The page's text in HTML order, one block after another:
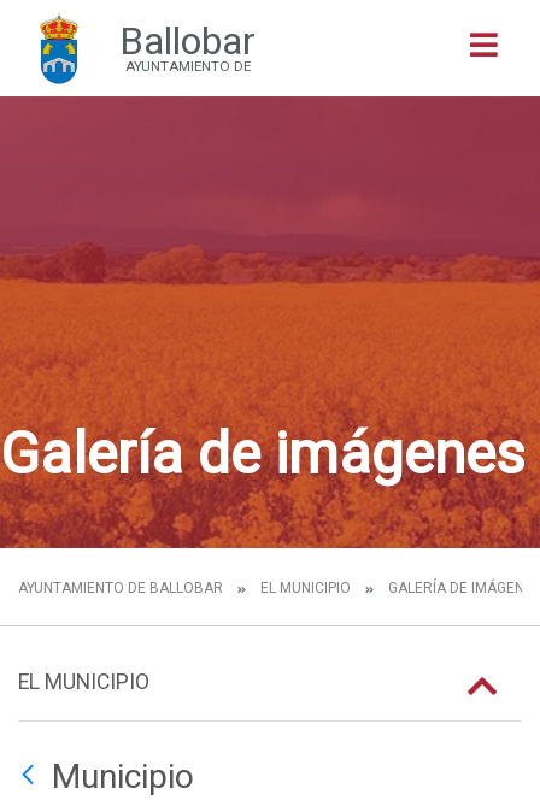
Ballobar
AYUNTAMIENTO DE
Galería de imágenes
AYUNTAMIENTO DE BALLOBAR EL MUNICIPIO GALERÍA DE IMÁGENES
EL MUNICIPIO
Municipio